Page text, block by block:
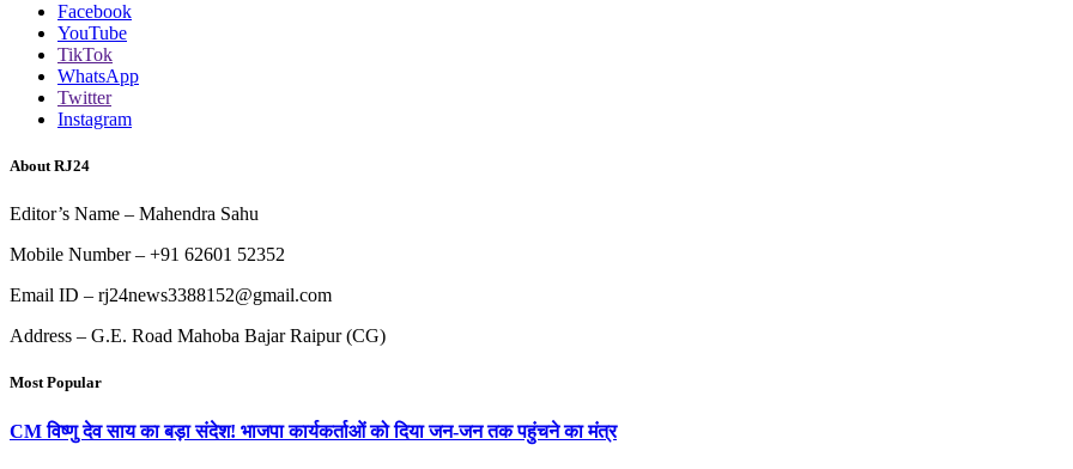
Facebook
YouTube
TikTok
WhatsApp
Twitter
Instagram
About RJ24
Editor’s Name – Mahendra Sahu
Mobile Number – +91 62601 52352
Email ID – rj24news3388152@gmail.com
Address – G.E. Road Mahoba Bajar Raipur (CG)
Most Popular
CM विष्णु देव साय का बड़ा संदेश! भाजपा कार्यकर्ताओं को दिया जन-जन तक पहुंचने का मंत्र